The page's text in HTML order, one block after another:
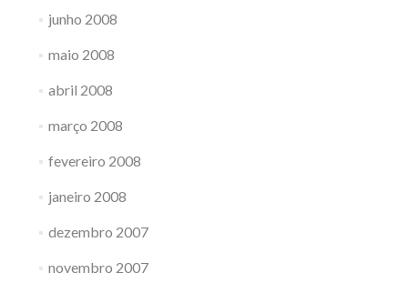
junho 2008
maio 2008
abril 2008
março 2008
fevereiro 2008
janeiro 2008
dezembro 2007
novembro 2007